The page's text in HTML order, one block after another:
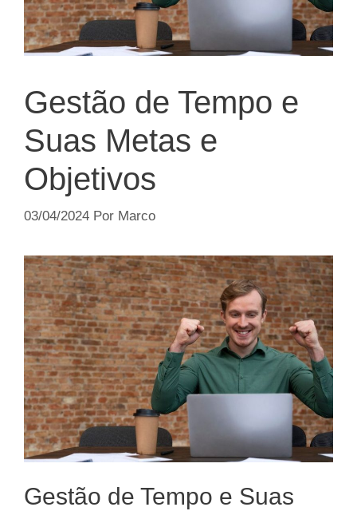
Gestão de Tempo e
Suas Metas e
Objetivos
03/04/2024 Por Marco
Gestão de Tempo e Suas